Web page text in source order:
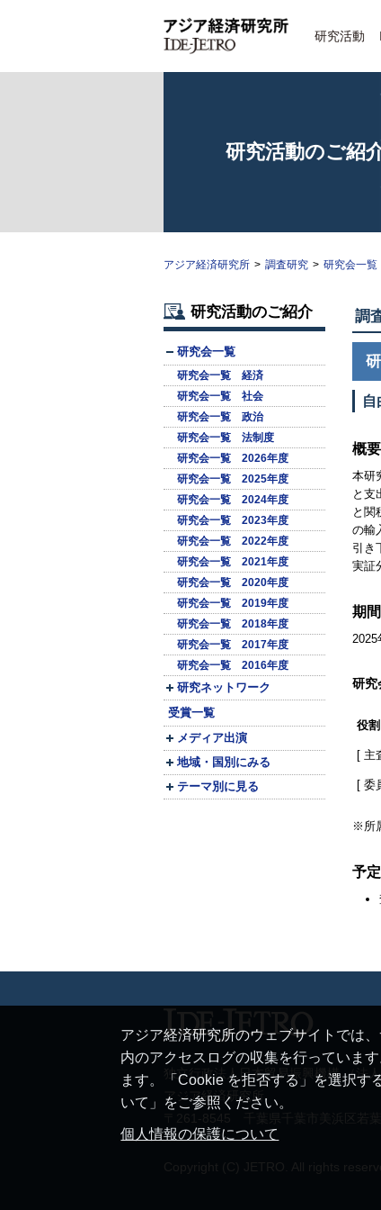
研究活動
研究活動のご紹
アジア経済研究所 > 調査研究 > 研究会一覧
研究活動のご紹介
研究会一覧
研究会一覧 経済
研究会一覧 社会
研究会一覧 政治
研究会一覧 法制度
研究会一覧 2026年度
研究会一覧 2025年度
研究会一覧 2024年度
研究会一覧 2023年度
研究会一覧 2022年度
研究会一覧 2021年度
研究会一覧 2020年度
研究会一覧 2019年度
研究会一覧 2018年度
研究会一覧 2017年度
研究会一覧 2016年度
研究ネットワーク
受賞一覧
メディア出演
地域・国別にみる
テーマ別に見る
調
自
概要
本研
と支
と関
の輸
引き
実証
期間
2025
研究
役割
[ 主
[ 委
※所
予
独立行政法人日本貿易振興機構 （法
アジア経済研究所
アジア経済研究所のウェブサイトでは
内のアクセスログの収集を行っていま
ます。「Cookie を拒否する」を選択
いて」をご参照ください。
個人情報の保護について